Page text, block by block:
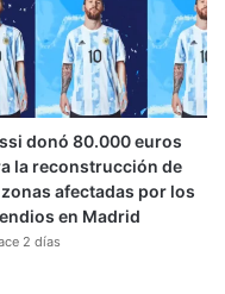
donó 80.000 euros
la reconstrucción de
afectadas por los
en Madrid
2 días